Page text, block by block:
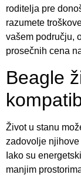
roditelja pre
razumete
vašem području,
prosečnih cena
Beagle
Život u stanu
zadovolje
Iako su
manjim